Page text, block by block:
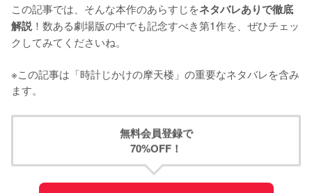
この記事では、そんな本作のあらすじをネタバレありで徹底
解説 ！数ある劇場版の中でも記念すべき第1作を、ぜひチェッ
クしてみてくださいね。
※この記事は「時計じかけの摩天楼」の重要なネタバレを含み
ます。
無料会員登録で
70%OFF！